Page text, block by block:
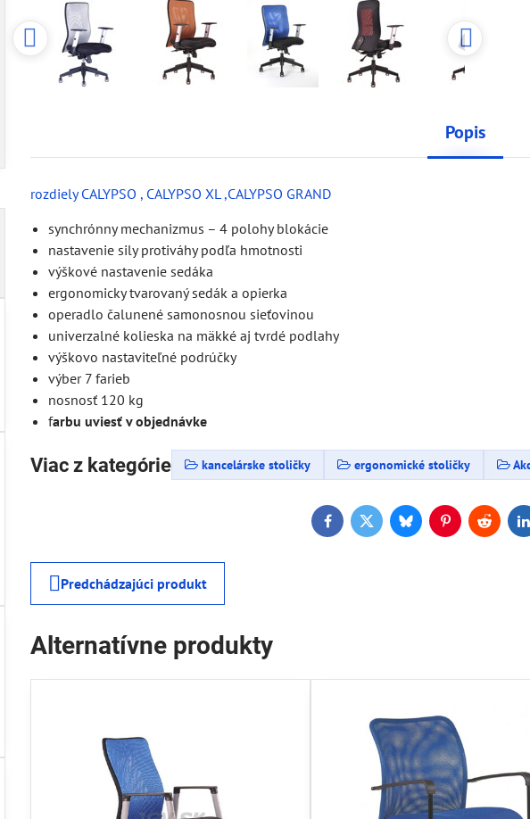
Popis
rozdiely CALYPSO , CALYPSO XL ,CALYPSO GRAND
synchrónny mechanizmus – 4 polohy blokácie
nastavenie sily protiváhy podľa hmotnosti
výškové nastavenie sedáka
ergonomicky tvarovaný sedák a opierka
operadlo čalunené samonosnou sieťovinou
univerzalné kolieska na mäkké aj tvrdé podlahy
výškovo nastaviteľné podrúčky
výber 7 farieb
nosnosť 120 kg
farbu uviesť v objednávke
Viac z kategórie kancelárske stoličky ergonomické stoličky
FacebookTwitterBlueskyPinterestReddit
Predchádzajúci produkt
Alternatívne produkty